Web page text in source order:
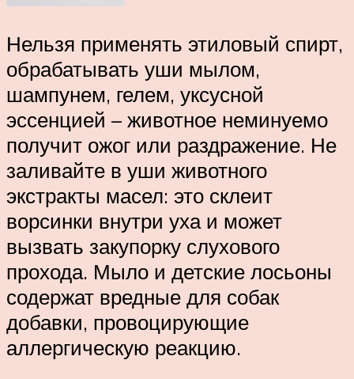
Нельзя применять этиловый спирт,
обрабатывать уши мылом,
шампунем, гелем, уксусной
эссенцией – животное неминуемо
получит ожог или раздражение. Не
заливайте в уши животного
экстракты масел: это склеит
ворсинки внутри уха и может
вызвать закупорку слухового
прохода. Мыло и детские лосьоны
содержат вредные для собак
добавки, провоцирующие
аллергическую реакцию.